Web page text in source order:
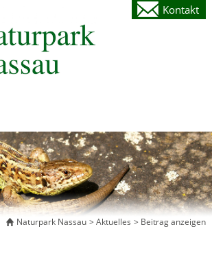
Kontakt
Naturpark Nassau Aktuelles Beitrag anzeigen